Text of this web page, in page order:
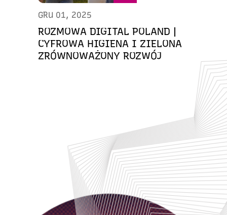
GRU 01, 2025
ROZMOWA DIGITAL POLAND |
CYFROWA HIGIENA I ZIELONA
ZRÓWNOWAŻONY ROZWÓJ